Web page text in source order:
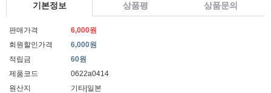
기본정보 상품평 상품문의
판매가격
6,000원
회원할인가격
6,000원
적립금
60원
제품코드
0622a0414
원산지
기타|일본